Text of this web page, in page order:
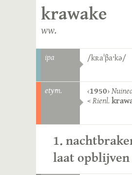
krawake
ww.
ipa /kʀaˈβaˑkə/
etym. ‹1950›
<Rienl.
1.
laat opblijven